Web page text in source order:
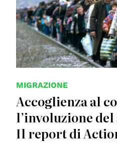
MIGRAZIONE
Accoglienza al
l’involuzione
Il report di